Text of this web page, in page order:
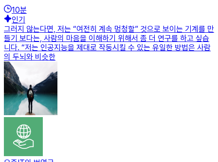
10분
인기
그러지 않는다면, 저는 “여전히 계속 멍청할” 것으로 보이는 기계를 만
들기 보다는, 사람의 마음을 이해하기 위해서 좀 더 연구를 하고 싶습
니다. “저는 인공지능을 제대로 작동시킬 수 있는 유일한 방법은 사람
의 두뇌와 비슷한